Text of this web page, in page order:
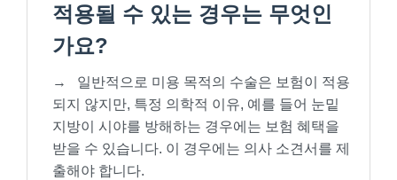
적용될 수 있는 경우는 무엇인
가요?
→
일반적으로 미용 목적의 수술은 보험이 적용
되지 않지만, 특정 의학적 이유, 예를 들어 눈밑
지방이 시야를 방해하는 경우에는 보험 혜택을
받을 수 있습니다. 이 경우에는 의사 소견서를 제
출해야 합니다.